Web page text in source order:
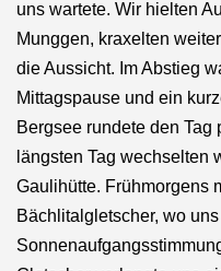
uns wartete. Wir hielten
Munggen, kraxelten
die Aussicht. Im Abstieg
Mittagspause und ein
Bergsee rundete den Tag
längsten Tag wechselten
Gaulihütte. Frühmorgens
Bächlitalgletscher, wo